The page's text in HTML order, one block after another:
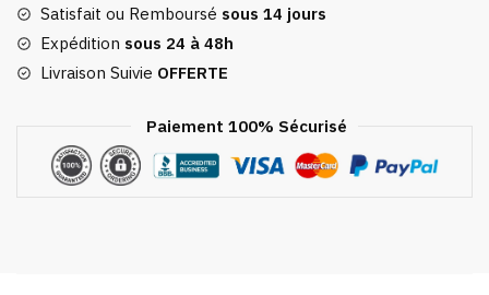
musulmane
Satisfait ou Remboursé sous 14 jours
Expédition sous 24 à 48h
Livraison Suivie OFFERTE
Paiement 100% Sécurisé